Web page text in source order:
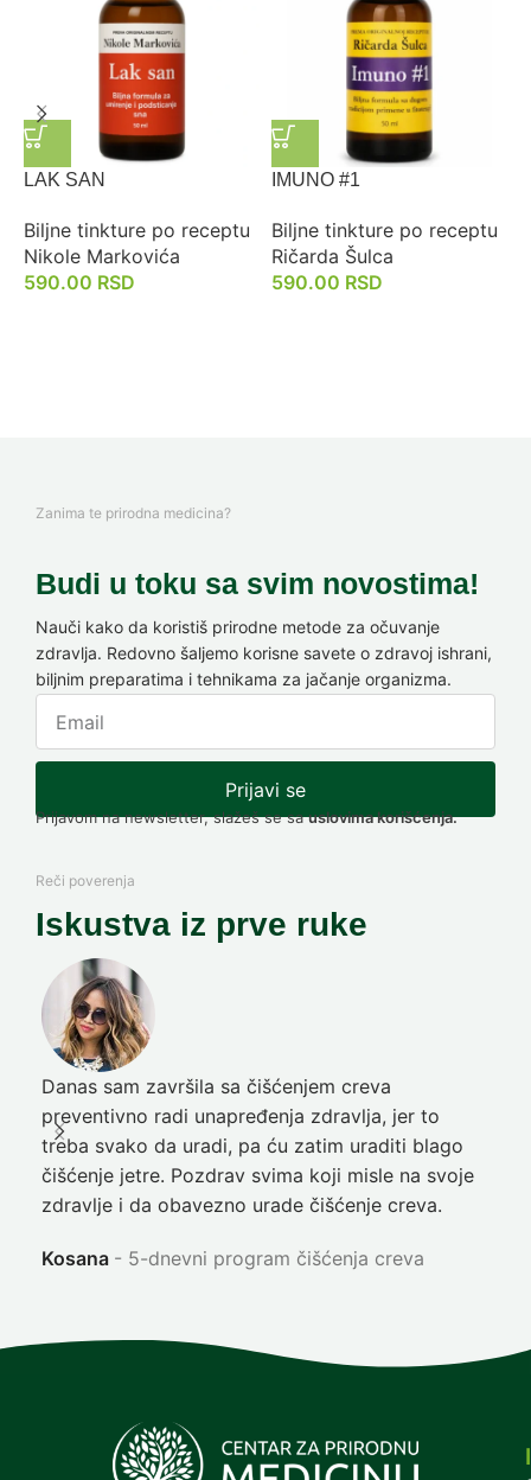
LAK SAN
Biljne tinkture po receptu
Nikole Markovića
590.00 RSD
IMUNO #1
Biljne tinkture po receptu
Ričarda Šulca
590.00 RSD
Zanima te prirodna medicina?
Budi u toku sa svim novostima!
Nauči kako da koristiš prirodne metode za očuvanje
zdravlja. Redovno šaljemo korisne savete o zdravoj ishrani,
biljnim preparatima i tehnikama za jačanje organizma.
Prijavi se
Prijavom na newsletter, slažeš se sauslovima korišćenja.
Reči poverenja
Iskustva iz prve ruke
Danas sam završila sa čišćenjem creva
preventivno radi unapređenja zdravlja, jer to
treba svako da uradi, pa ću zatim uraditi blago
čišćenje jetre. Pozdrav svima koji misle na svoje
zdravlje i da obavezno urade čišćenje creva.
Kosana 5-dnevni program čišćenja creva